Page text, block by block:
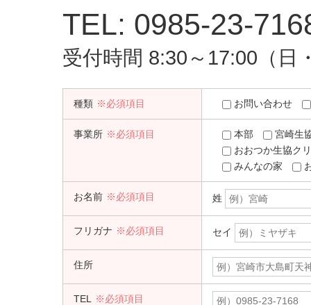
TEL: 0985-23-
受付時間 8:30～17:00（日
種類 ※必須項目 お問い合わせ
事業所 ※必須項目 本部
宮崎生
おおつか生協ク
みんなの家
お名前 ※必須項目 姓
フリガナ ※必須項目 セイ
住所
TEL ※必須項目